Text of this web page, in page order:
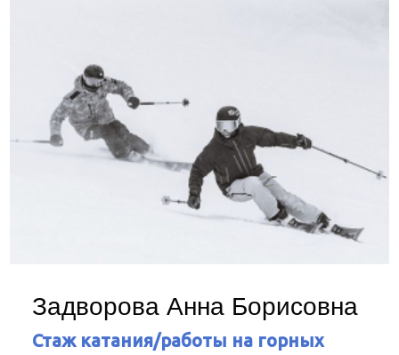
Задворова Анна Борисовна
Стаж катания/работы на горных